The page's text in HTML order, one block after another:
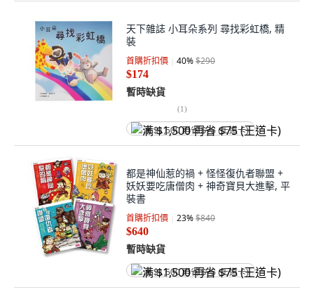
天下雜誌 小耳朵系列 尋找彩虹橋, 精
裝
首購折扣價 40%$290
$174
暫時缺貨
(1)
满 $1,500 再省 $75 (王道卡)
都是神仙惹的禍 + 怪怪復仇者聯盟 +
妖妖要吃唐僧肉 + 神奇寶貝大進擊, 平
裝書
首購折扣價 23%$840
$640
暫時缺貨
满 $1,500 再省 $75 (王道卡)